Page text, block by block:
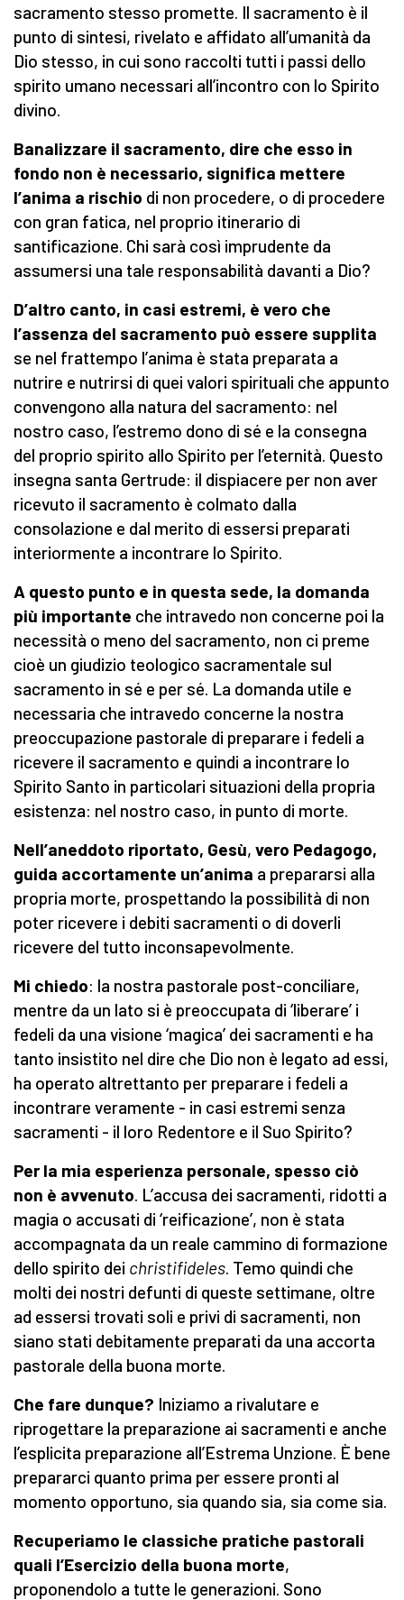
sacramento stesso promette. Il sacramento è il
punto di sintesi, rivelato e affidato all’umanità da
Dio stesso, in cui sono raccolti tutti i passi dello
spirito umano necessari all’incontro con lo Spirito
divino.
Banalizzare il sacramento, dire che esso in
fondo non è necessario, significa mettere
l’anima a rischio di non procedere, o di procedere
con gran fatica, nel proprio itinerario di
santificazione. Chi sarà così imprudente da
assumersi una tale responsabilità davanti a Dio?
D’altro canto, in casi estremi, è vero che
l’assenza del sacramento può essere supplita
se nel frattempo l’anima è stata preparata a
nutrire e nutrirsi di quei valori spirituali che appunto
convengono alla natura del sacramento: nel
nostro caso, l’estremo dono di sé e la consegna
del proprio spirito allo Spirito per l’eternità. Questo
insegna santa Gertrude: il dispiacere per non aver
ricevuto il sacramento è colmato dalla
consolazione e dal merito di essersi preparati
interiormente a incontrare lo Spirito.
A questo punto e in questa sede, la domanda
più importante che intravedo non concerne poi la
necessità o meno del sacramento, non ci preme
cioè un giudizio teologico sacramentale sul
sacramento in sé e per sé. La domanda utile e
necessaria che intravedo concerne la nostra
preoccupazione pastorale di preparare i fedeli a
ricevere il sacramento e quindi a incontrare lo
Spirito Santo in particolari situazioni della propria
esistenza: nel nostro caso, in punto di morte.
Nell’aneddoto riportato, Gesù, vero Pedagogo,
guida accortamente un’anima a prepararsi alla
propria morte, prospettando la possibilità di non
poter ricevere i debiti sacramenti o di doverli
ricevere del tutto inconsapevolmente.
Mi chiedo: la nostra pastorale post-conciliare,
mentre da un lato si è preoccupata di ‘liberare’ i
fedeli da una visione ‘magica’ dei sacramenti e ha
tanto insistito nel dire che Dio non è legato ad essi,
ha operato altrettanto per preparare i fedeli a
incontrare veramente - in casi estremi senza
sacramenti - il loro Redentore e il Suo Spirito?
Per la mia esperienza personale, spesso ciò
non è avvenuto. L’accusa dei sacramenti, ridotti a
magia o accusati di ‘reificazione’, non è stata
accompagnata da un reale cammino di formazione
dello spirito dei christifideles. Temo quindi che
molti dei nostri defunti di queste settimane, oltre
ad essersi trovati soli e privi di sacramenti, non
siano stati debitamente preparati da una accorta
pastorale della buona morte.
Che fare dunque? Iniziamo a rivalutare e
riprogettare la preparazione ai sacramenti e anche
l’esplicita preparazione all’Estrema Unzione. È bene
prepararci quanto prima per essere pronti al
momento opportuno, sia quando sia, sia come sia.
Recuperiamo le classiche pratiche pastorali
quali l’Esercizio della buona morte,
proponendolo a tutte le generazioni. Sono